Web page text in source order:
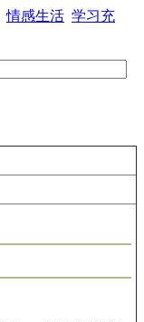
情感生活 学习充